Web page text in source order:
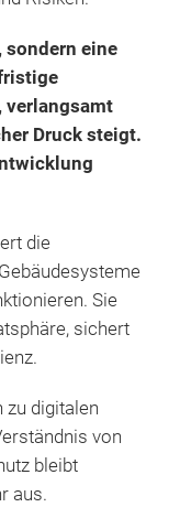
sondern eine
verlangsamt
Druck steigt.
die
Sie
sichert
zu digitalen
von
bleibt
aus.